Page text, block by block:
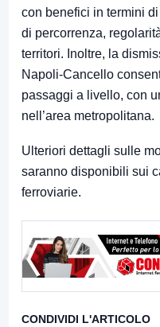
con benefici in termini
di percorrenza,
territori. Inoltre, la
Napoli-Cancello
passaggi a livello, con
nell’area metropolitana.
Ulteriori dettagli sulle
saranno disponibili sui
ferroviarie.
CONDIVIDI L'ARTICOLO